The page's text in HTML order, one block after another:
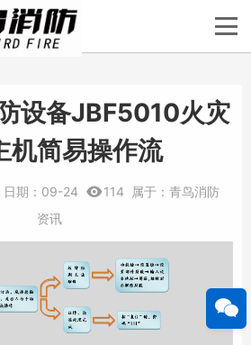
设备JBF5010火灾
机简易操作流
日期： 09-24 114 属于： 青鸟消防
资讯